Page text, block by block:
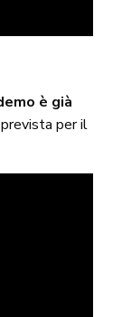
è già
per il